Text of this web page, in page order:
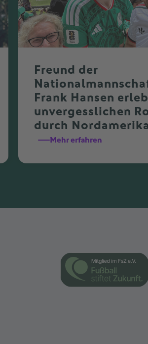
Freund der
Frank Hansen
unvergesslichen
durch Nordamerika
Mehr erfahren